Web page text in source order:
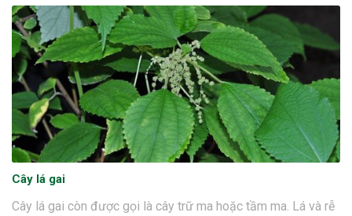
Cây lá gai
Cây lá gai còn được gọi là cây trữ ma hoặc tầm ma. Lá và rễ